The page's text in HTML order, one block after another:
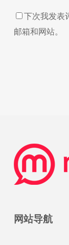
下次我发表
邮箱和网站。
网站导航